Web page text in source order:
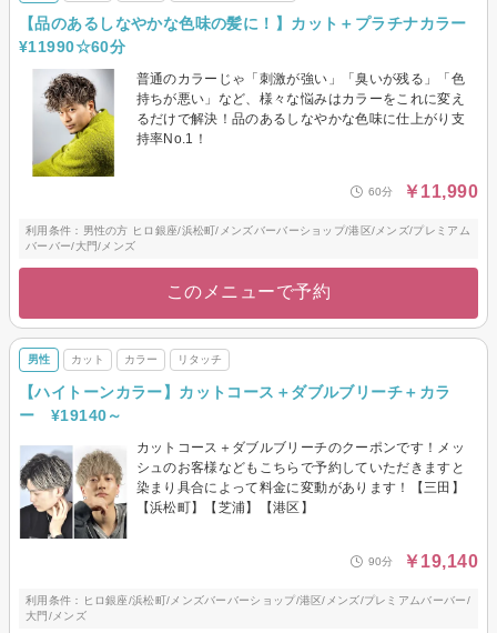
【品のあるしなやかな色味の髪に！】カット＋プラチナカラー
¥11990☆60分
普通のカラーじゃ「刺激が強い」「臭いが残る」「色
持ちが悪い」など、様々な悩みはカラーをこれに変え
るだけで解決！品のあるしなやかな色味に仕上がり支
持率No.1！
60分 ￥11,990
利用条件：男性の方 ヒロ銀座/浜松町/メンズバーバーショップ/港区/メンズ/プレミアム
バーバー/大門/メンズ
このメニューで予約
男性 カット カラー リタッチ
【ハイトーンカラー】カットコース＋ダブルブリーチ＋カラ
ー ¥19140～
カットコース＋ダブルブリーチのクーポンです！メッ
シュのお客様などもこちらで予約していただきますと
染まり具合によって料金に変動があります！【三田】
【浜松町】【芝浦】【港区】
90分 ￥19,140
利用条件：ヒロ銀座/浜松町/メンズバーバーショップ/港区/メンズ/プレミアムバーバー/
大門/メンズ